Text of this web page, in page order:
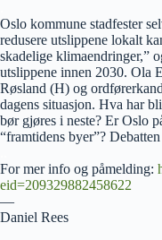
Oslo kommune stadfester
redusere utslippene lokalt
skadelige klimaendringer,”
utslippene innen 2030. Ola
Røsland (H) og
dagens situasjon. Hva har
bør gjøres i neste? Er Oslo
“framtidens byer”?
For mer info og påmelding:
eid=209329882458622
—
Daniel Rees